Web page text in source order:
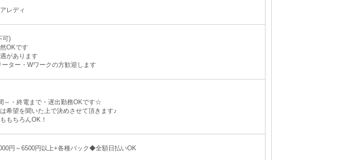
レディ
可)
OKです
があります
ター・Wワークの方歓迎します
～・終電まで・遅出勤務OKです☆
希望を聞いた上で決めさせて頂きます♪
もちろんOK！
円～6500円以上+各種バック◆全額日払いOK